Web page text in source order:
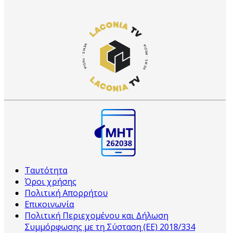
Ταυτότητα
Όροι χρήσης
Πολιτική Απορρήτου
Επικοινωνία
Πολιτική Περιεχομένου και Δήλωση
Συμμόρφωσης με τη Σύσταση (ΕΕ) 2018/334